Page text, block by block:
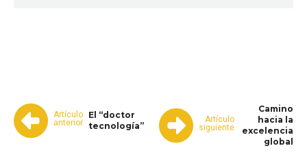
Artículo
anterior
El “doctor
tecnología”
Artículo
siguiente
Camino
hacia la
excelencia
global